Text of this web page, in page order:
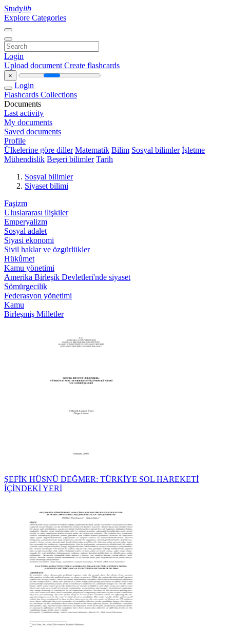
Studylib
Explore Categories
Login
Upload document Create flashcards
×
Login
Flashcards Collections
Documents
Last activity
My documents
Saved documents
Profile
Ülkelerine göre diller Matematik Bilim Sosyal bilimler İşletme
Mühendislik Beşeri bilimler Tarih
Sosyal bilimler
Siyaset bilimi
Faşizm
Uluslararası ilişkiler
Emperyalizm
Sosyal adalet
Siyasi ekonomi
Sivil haklar ve özgürlükler
Hükûmet
Kamu yönetimi
Amerika Birleşik Devletleri'nde siyaset
Sömürgecilik
Federasyon yönetimi
Kamu
Birleşmiş Milletler
ŞEFİK HÜSNÜ DEĞMER: TÜRKİYE SOL HAREKETİ
İÇİNDEKİ YERİ